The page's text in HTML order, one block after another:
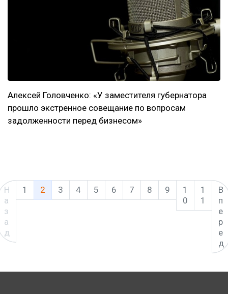
Алексей Головченко: «У заместителя губернатора
прошло экстренное совещание по вопросам
задолженности перед бизнесом»
Н
а
з
а
д
1 2 (current)
3 4 5 6 7 8 9
1
0
1
1
В
п
е
р
е
д